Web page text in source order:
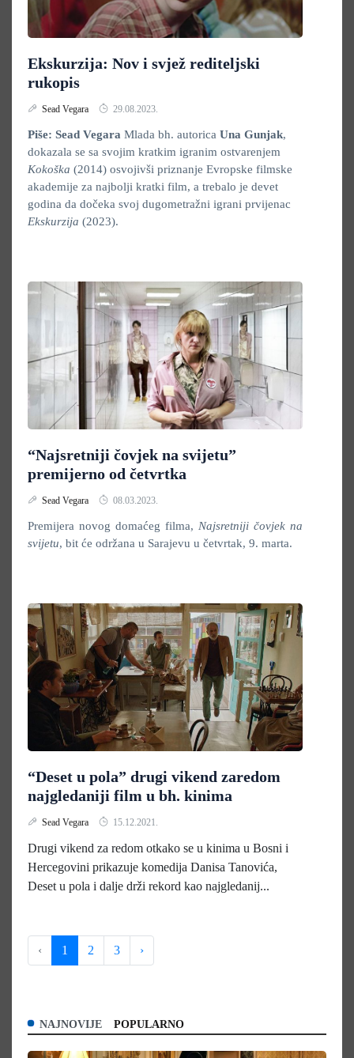
Ekskurzija: Nov i svjež rediteljski
rukopis
Sead Vegara 29.08.2023.
Piše: Sead Vegara Mlada bh. autorica Una Gunjak,
dokazala se sa svojim kratkim igranim ostvarenjem
Kokoška (2014) osvojivši priznanje Evropske filmske
akademije za najbolji kratki film, a trebalo je devet
godina da dočeka svoj dugometražni igrani prvijenac
Ekskurzija (2023).
“Najsretniji čovjek na svijetu”
premijerno od četvrtka
Sead Vegara 08.03.2023.
Premijera novog domaćeg filma, Najsretniji čovjek na
svijetu, bit će održana u Sarajevu u četvrtak, 9. marta.
“Deset u pola” drugi vikend zaredom
najgledaniji film u bh. kinima
Sead Vegara 15.12.2021.
Drugi vikend za redom otkako se u kinima u Bosni i
Hercegovini prikazuje komedija Danisa Tanovića,
Deset u pola i dalje drži rekord kao najgledanij...
‹ 1 2 3 ›
NAJNOVIJE POPULARNO